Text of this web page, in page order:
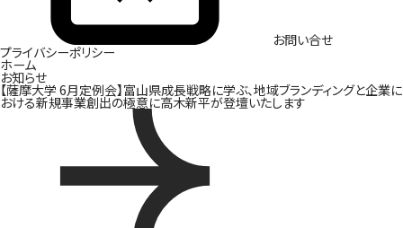
お問い合せ
プライバシーポリシー
ホーム
お知らせ
【薩摩大学 6月定例会】富山県成長戦略に学ぶ、地域ブランディングと企業に
おける新規事業創出の極意に高木新平が登壇いたします